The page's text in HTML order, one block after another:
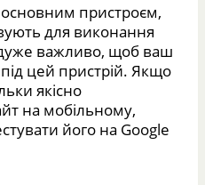
пристроєм,
для виконання
дуже важливо, щоб ваш
цей пристрій. Якщо
якісно
на мобільному,
його на Google